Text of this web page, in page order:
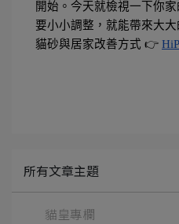
開始。今天就檢視一下你
要小小調整，就能帶來大
貓砂與居家改善方式 👉
所有文章主題
貓皇專欄